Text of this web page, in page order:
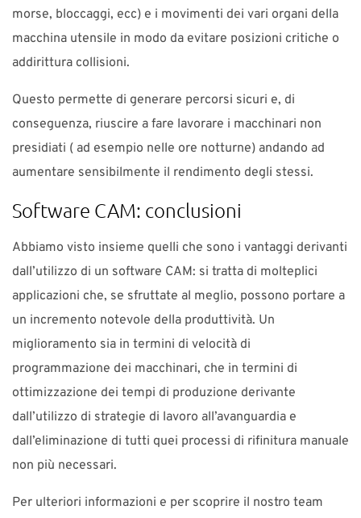
morse, bloccaggi, ecc) e i movimenti dei vari organi della
macchina utensile in modo da evitare posizioni critiche o
addirittura collisioni.
Questo permette di generare percorsi sicuri e, di
conseguenza, riuscire a fare lavorare i macchinari non
presidiati ( ad esempio nelle ore notturne) andando ad
aumentare sensibilmente il rendimento degli stessi.
Software CAM: conclusioni
Abbiamo visto insieme quelli che sono i vantaggi derivanti
dall’utilizzo di un software CAM: si tratta di molteplici
applicazioni che, se sfruttate al meglio, possono portare a
un incremento notevole della produttività. Un
miglioramento sia in termini di velocità di
programmazione dei macchinari, che in termini di
ottimizzazione dei tempi di produzione derivante
dall’utilizzo di strategie di lavoro all’avanguardia e
dall’eliminazione di tutti quei processi di rifinitura manuale
non più necessari.
Per ulteriori informazioni e per scoprire il nostro team